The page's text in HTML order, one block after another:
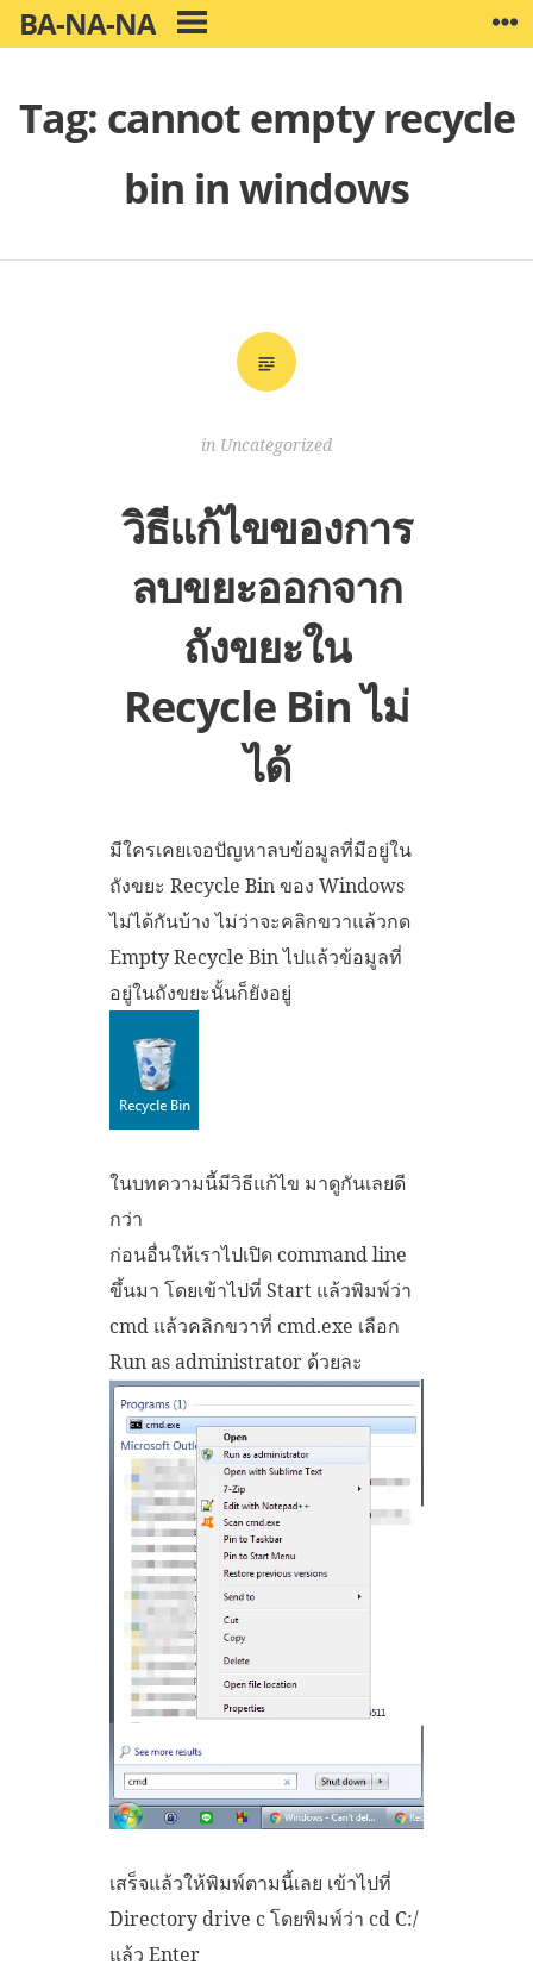
Skip
to
BA-NA-NA
PRIMARY
MENU
Tag: cannot empty recycle
bin in windows
in Uncategorized
วิธีแก้ไขของการ
ลบขยะออกจาก
ถังขยะใน
Recycle Bin ไม่
ได้
มีใครเคยเจอปัญหาลบข้อมูลที่มีอยู่ใน
ถังขยะ Recycle Bin ของ Windows
ไม่ได้กันบ้าง ไม่ว่าจะคลิกขวาแล้วกด
Empty Recycle Bin ไปแล้วข้อมูลที่
อยู่ในถังขยะนั้นก็ยังอยู่
ในบทความนี้มีวิธีแก้ไข มาดูกันเลยดี
กว่า
ก่อนอื่นให้เราไปเปิด command line
ขึ้นมา โดยเข้าไปที่ Start แล้วพิมพ์ว่า
cmd แล้วคลิกขวาที่ cmd.exe เลือก
Run as administrator ด้วยละ
เสร็จแล้วให้พิมพ์ตามนี้เลย เข้าไปที่
Directory drive c โดยพิมพ์ว่า cd C:/
แล้ว Enter